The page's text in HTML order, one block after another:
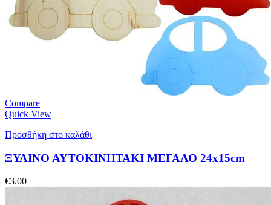
Compare
Quick View
Προσθήκη στο καλάθι
ΞΥΛΙΝΟ ΑΥΤΟΚΙΝΗΤΑΚΙ ΜΕΓΑΛΟ 24x15cm
€3.00